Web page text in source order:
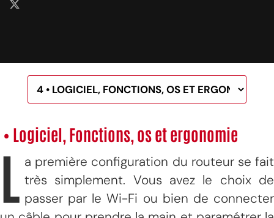
• Logiciel, Fonctions, os et ergonomie
L
a première configuration du routeur se fait
très simplement. Vous avez le choix de
passer par le Wi-Fi ou bien de connecter